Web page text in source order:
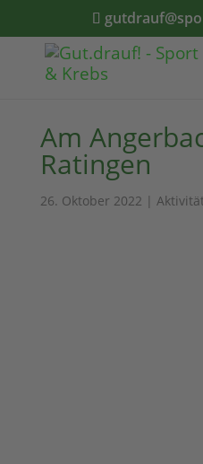
Am
Ratingen
26. Oktober 2022 |